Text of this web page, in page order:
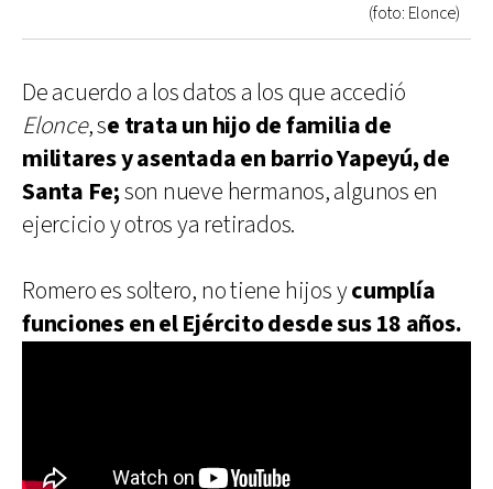
(foto: Elonce)
De acuerdo a los datos a los que accedió
Elonce, se trata un hijo de familia de
militares y asentada en barrio Yapeyú, de
Santa Fe;son nueve hermanos, algunos en
ejercicio y otros ya retirados.
Romero es soltero, no tiene hijos ycumplía
funciones en el Ejército desde sus 18 años.